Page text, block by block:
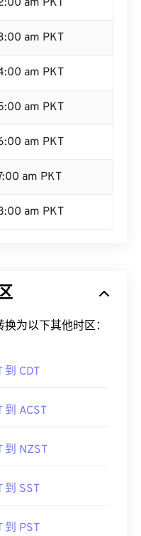
am PKT
am PKT
am PKT
am PKT
am PKT
am PKT
am PKT
为以下其他时区：
到 CDT
到 ACST
到 NZST
到 SST
到 PST